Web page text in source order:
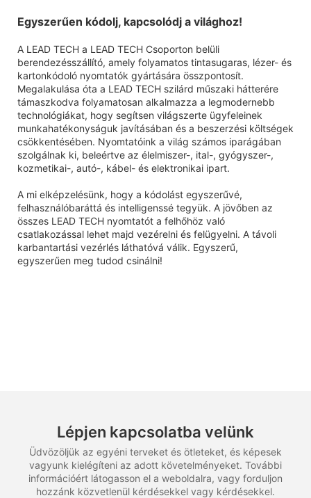
Egyszerűen kódolj, kapcsolódj a világhoz!
A LEAD TECH a LEAD TECH Csoporton belüli
berendezésszállító, amely folyamatos tintasugaras, lézer- és
kartonkódoló nyomtatók gyártására összpontosít.
Megalakulása óta a LEAD TECH szilárd műszaki hátterére
támaszkodva folyamatosan alkalmazza a legmodernebb
technológiákat, hogy segítsen világszerte ügyfeleinek
munkahatékonyságuk javításában és a beszerzési költségek
csökkentésében. Nyomtatóink a világ számos iparágában
szolgálnak ki, beleértve az élelmiszer-, ital-, gyógyszer-,
kozmetikai-, autó-, kábel- és elektronikai ipart.
A mi elképzelésünk, hogy a kódolást egyszerűvé,
felhasználóbaráttá és intelligenssé tegyük. A jövőben az
összes LEAD TECH nyomtatót a felhőhöz való
csatlakozással lehet majd vezérelni és felügyelni. A távoli
karbantartási vezérlés láthatóvá válik. Egyszerű,
egyszerűen meg tudod csinálni!
Lépjen kapcsolatba velünk
Üdvözöljük az egyéni terveket és ötleteket, és képesek
vagyunk kielégíteni az adott követelményeket. További
információért látogasson el a weboldalra, vagy forduljon
hozzánk közvetlenül kérdésekkel vagy kérdésekkel.